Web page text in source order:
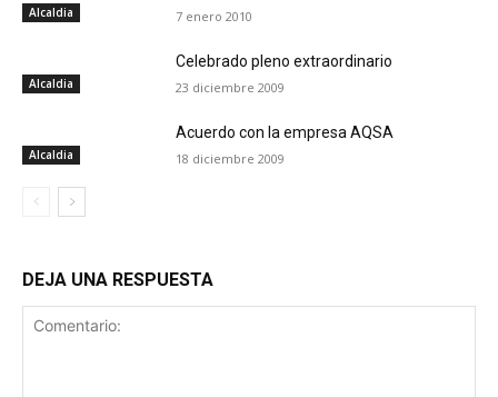
Alcaldia 7 enero 2010
Alcaldia
Celebrado pleno extraordinario
23 diciembre 2009
Alcaldia
Acuerdo con la empresa AQSA
18 diciembre 2009
DEJA UNA RESPUESTA